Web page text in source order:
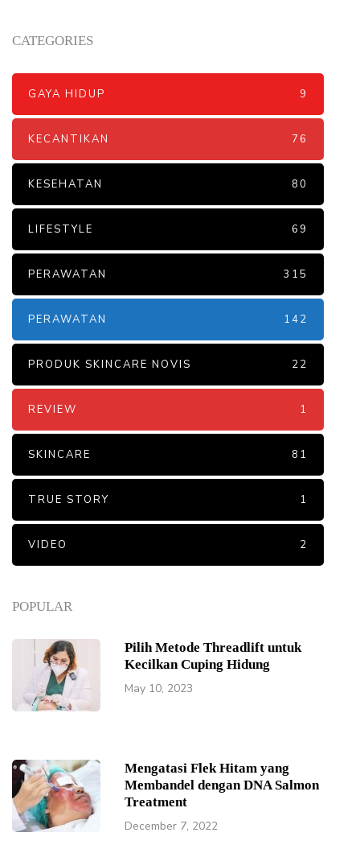
POPULAR
Pilih Metode Threadlift untuk
Kecilkan Cuping Hidung
May 10, 2023
Mengatasi Flek Hitam yang
Membandel dengan DNA Salmon
Treatment
December 7, 2022
CATEGORIES
GAYA HIDUP 9
KECANTIKAN 76
KESEHATAN 80
LIFESTYLE 69
PERAWATAN 315
PERAWATAN 142
PRODUK SKINCARE NOVIS 22
REVIEW 1
SKINCARE 81
TRUE STORY 1
VIDEO 2